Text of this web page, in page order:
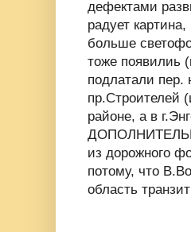
дефектами
радует
больше
тоже появилиь
подлатали пер.
пр.Строителей
районе, а в
из дорожного
потому, что
область